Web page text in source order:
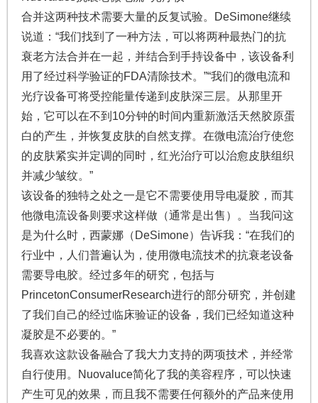
合并这两种技术需要大量的反复试验。DeSimone继续
说道：“我们找到了一种方法，可以将两种最热门的抗
衰老方法合并在一起，并结合到手持设备中，该设备利
用了经过科学验证的FDA清除技术。”“我们的微电流和
光疗设备可将受控能量传递到皮肤深三层。从那里开
始，它可以在不到10分钟的时间内重新激活天然胶原蛋
白的产生，并恢复皮肤的自然支撑。在微电流治疗使您
的皮肤紧实并定调的同时，红光治疗可以治愈皮肤组织
并减少皱纹。”
该设备的独特之处之一是它不需要使用导电凝胶，而其
他微电流设备则要求这样做（通常是出售）。当我问这
是为什么时，西蒙娜（DeSimone）告诉我：“在我们的
行业中，人们普遍认为，使用微电流技术的抗衰老设备
需要导电胶。经过多年的研究，包括与
PrincetonConsumerResearch进行的部分研究，并创建
了我们自己的经过临床验证的设备，我们已经知道这种
凝胶是不必要的。”
我喜欢这款设备融合了我大力支持的两项技术，并经常
自行使用。Nuovaluce简化了我的美容程序，可以快速
产生可见的效果，而且我不需要任何额外的产品来使用